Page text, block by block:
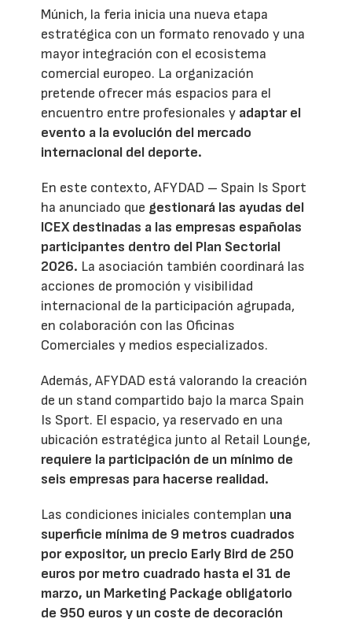
Múnich, la feria inicia una nueva etapa
estratégica con un formato renovado y una
mayor integración con el ecosistema
comercial europeo. La organización
pretende ofrecer más espacios para el
encuentro entre profesionales y adaptar el
evento a la evolución del mercado
internacional del deporte.
En este contexto, AFYDAD – Spain Is Sport
ha anunciado que gestionará las ayudas del
ICEX destinadas a las empresas españolas
participantes dentro del Plan Sectorial
2026. La asociación también coordinará las
acciones de promoción y visibilidad
internacional de la participación agrupada,
en colaboración con las Oficinas
Comerciales y medios especializados.
Además, AFYDAD está valorando la creación
de un stand compartido bajo la marca Spain
Is Sport. El espacio, ya reservado en una
ubicación estratégica junto al Retail Lounge,
requiere la participación de un mínimo de
seis empresas para hacerse realidad.
Las condiciones iniciales contemplan una
superficie mínima de 9 metros cuadrados
por expositor, un precio Early Bird de 250
euros por metro cuadrado hasta el 31 de
marzo, un Marketing Package obligatorio
de 950 euros y un coste de decoración